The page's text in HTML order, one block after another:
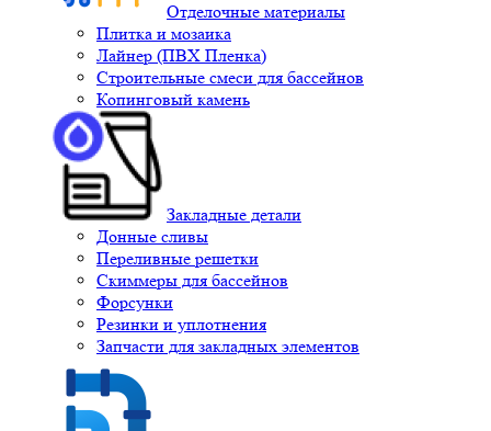
Отделочные материалы
Плитка и мозаика
Лайнер (ПВХ Пленка)
Строительные смеси для бассейнов
Копинговый камень
Закладные детали
Донные сливы
Переливные решетки
Скиммеры для бассейнов
Форсунки
Резинки и уплотнения
Запчасти для закладных элементов